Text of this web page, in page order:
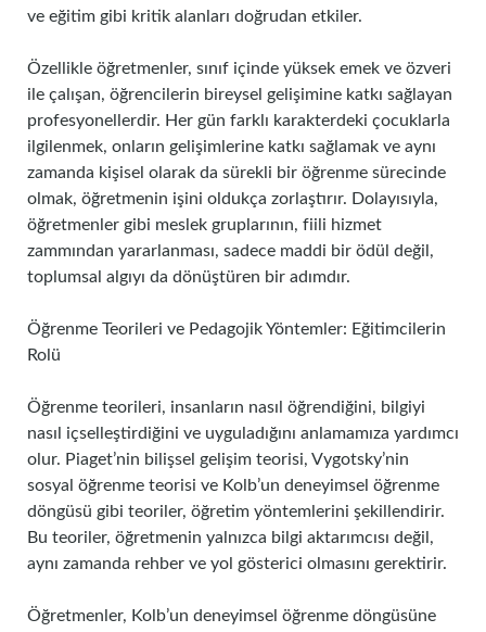
ve eğitim gibi kritik alanları doğrudan etkiler.
Özellikle öğretmenler, sınıf içinde yüksek emek ve özveri
ile çalışan, öğrencilerin bireysel gelişimine katkı sağlayan
profesyonellerdir. Her gün farklı karakterdeki çocuklarla
ilgilenmek, onların gelişimlerine katkı sağlamak ve aynı
zamanda kişisel olarak da sürekli bir öğrenme sürecinde
olmak, öğretmenin işini oldukça zorlaştırır. Dolayısıyla,
öğretmenler gibi meslek gruplarının, fiili hizmet
zammından yararlanması, sadece maddi bir ödül değil,
toplumsal algıyı da dönüştüren bir adımdır.
Öğrenme Teorileri ve Pedagojik Yöntemler: Eğitimcilerin
Rolü
Öğrenme teorileri, insanların nasıl öğrendiğini, bilgiyi
nasıl içselleştirdiğini ve uyguladığını anlamamıza yardımcı
olur. Piaget’nin bilişsel gelişim teorisi, Vygotsky’nin
sosyal öğrenme teorisi ve Kolb’un deneyimsel öğrenme
döngüsü gibi teoriler, öğretim yöntemlerini şekillendirir.
Bu teoriler, öğretmenin yalnızca bilgi aktarımcısı değil,
aynı zamanda rehber ve yol gösterici olmasını gerektirir.
Öğretmenler, Kolb’un deneyimsel öğrenme döngüsüne